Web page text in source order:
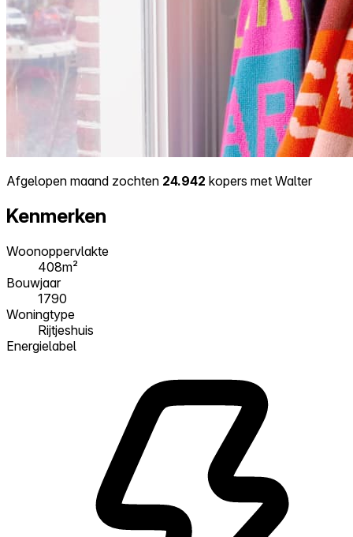
Afgelopen maand zochten 24.942 kopers met Walter
Kenmerken
Woonoppervlakte
408m²
Bouwjaar
1790
Woningtype
Rijtjeshuis
Energielabel